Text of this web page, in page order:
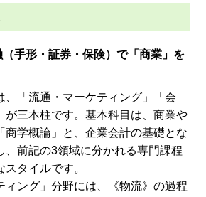
手形・証券・保険）で「商業」を
「流通・マーケティング」「会
が三本柱です。基本科目は、商業や
商学概論」と、企業会計の基礎とな
、前記の3領域に分かれる専門課程
タイルです。
ング」分野には、《物流》の過程